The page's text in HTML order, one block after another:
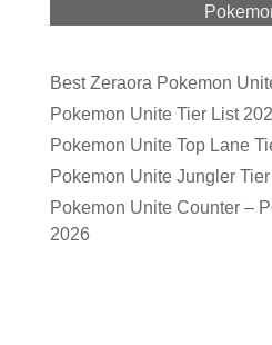
Best Zeraora Pokemon
Pokemon Unite Tier List
Pokemon Unite Top Lane
Pokemon Unite Jungler
Pokemon Unite Counter –
2026